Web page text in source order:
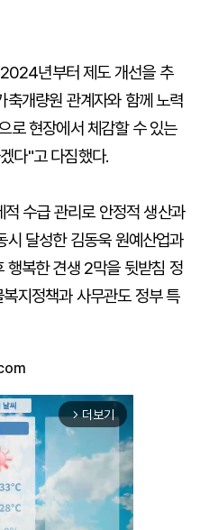
년부터 제도 개선을 추
축개량원 관계자와 함께 노력
로 현장에서 체감할 수 있는
다"고 다짐했다.
수급 관리로 안정적 생산과
시 달성한 김동욱 원예산업과
행복한 견생 2막을 뒷받침 정
지정책과 사무관도 정부 특
arrow_forward_ios 더보기